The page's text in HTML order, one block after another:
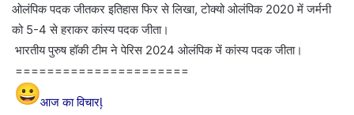
ओलंपिक पदक जीतकर इतिहास फिर से लिखा, टोक्यो ओलंपिक 2020 में जर्मनी
को 5-4 से हराकर कांस्य पदक जीता।
भारतीय पुरुष हॉकी टीम ने पेरिस 2024 ओलंपिक में कांस्य पदक जीता।
======================
आज का विचार